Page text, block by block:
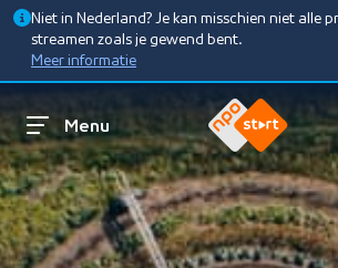
Niet in Nederland? Je kan misschien niet alle
streamen zoals je gewend bent.
Meer informatie
Menu